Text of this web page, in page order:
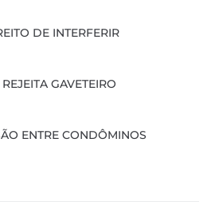
DE INTERFERIR
GAVETEIRO
ENTRE CONDÔMINOS